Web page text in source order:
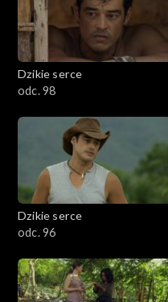
Dzikie serce
odc. 98
Dzikie serce
odc. 96